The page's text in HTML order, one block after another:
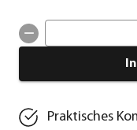
Praktisches